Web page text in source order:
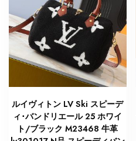
ルイヴィトン LV Ski スピーデ
ィ･バンドリエール 25 ホワイ
ト/ブラック M23468 牛革